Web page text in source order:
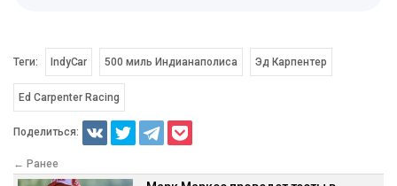
Теги: IndyCar 500 миль Индианаполиса Эд Карпентер
Ed Carpenter Racing
Поделиться:
← Ранее